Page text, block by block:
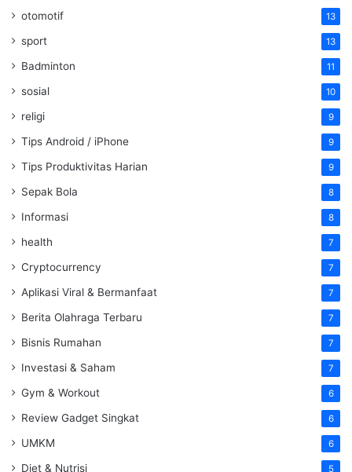
otomotif 13
sport 13
Badminton 11
sosial 10
religi 9
Tips Android / iPhone 9
Tips Produktivitas Harian 9
Sepak Bola 8
Informasi 8
health 7
Cryptocurrency 7
Aplikasi Viral & Bermanfaat 7
Berita Olahraga Terbaru 7
Bisnis Rumahan 7
Investasi & Saham 7
Gym & Workout 6
Review Gadget Singkat 6
UMKM 6
Diet & Nutrisi 5